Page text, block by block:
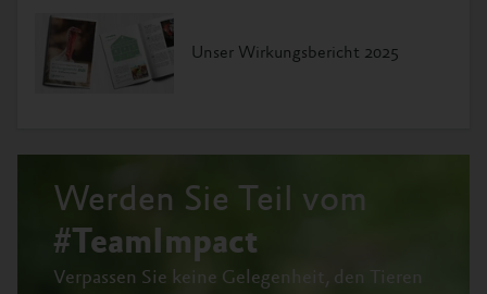
Unser Wirkungsbericht 2025
Werden Sie Teil vom
#TeamImpact
Verpassen Sie keine Gelegenheit, den Tieren